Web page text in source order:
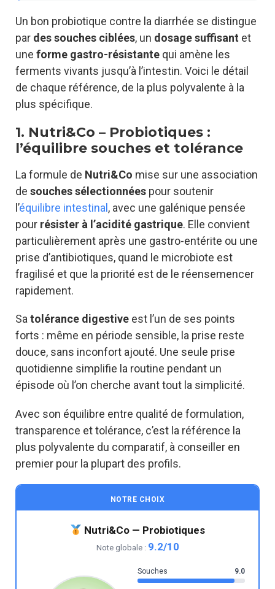
Un bon probiotique contre la diarrhée se distingue
par des souches ciblées, un dosage suffisant et
une forme gastro-résistante qui amène les
ferments vivants jusqu’à l’intestin. Voici le détail
de chaque référence, de la plus polyvalente à la
plus spécifique.
1. Nutri&Co – Probiotiques :
l’équilibre souches et tolérance
La formule de Nutri&Co mise sur une association
de souches sélectionnées pour soutenir
l’équilibre intestinal, avec une galénique pensée
pour résister à l’acidité gastrique. Elle convient
particulièrement après une gastro-entérite ou une
prise d’antibiotiques, quand le microbiote est
fragilisé et que la priorité est de le réensemencer
rapidement.
Satolérance digestive est l’un de ses points
forts : même en période sensible, la prise reste
douce, sans inconfort ajouté. Une seule prise
quotidienne simplifie la routine pendant un
épisode où l’on cherche avant tout la simplicité.
Avec son équilibre entre qualité de formulation,
transparence et tolérance, c’est la référence la
plus polyvalente du comparatif, à conseiller en
premier pour la plupart des profils.
NOTRE CHOIX
Nutri&Co — Probiotiques
Note globale : 9.2/10
Souches 9.0